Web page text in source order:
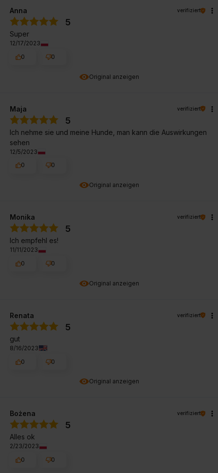
Original anzeigen
Anna verifiziert
5
Super
12/17/2023
0
0
Original anzeigen
Maja verifiziert
5
Ich nehme sie und meine Hunde, man kann die Auswirkungen
sehen
12/5/2023
0
0
Original anzeigen
Monika verifiziert
5
Ich empfehl es!
11/11/2023
0
0
Original anzeigen
Renata verifiziert
5
gut
8/16/2023
0
0
Bożena verifiziert
5
Alles ok
2/23/2023
0
0